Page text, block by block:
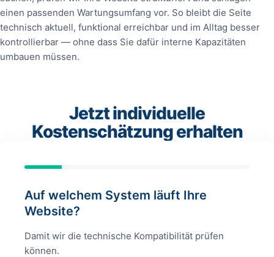
einen passenden Wartungsumfang vor. So bleibt die Seite
technisch aktuell, funktional erreichbar und im Alltag besser
kontrollierbar — ohne dass Sie dafür interne Kapazitäten
umbauen müssen.
Jetzt individuelle
Kostenschätzung erhalten
Auf welchem System läuft Ihre
Website?
Damit wir die technische Kompatibilität prüfen
können.